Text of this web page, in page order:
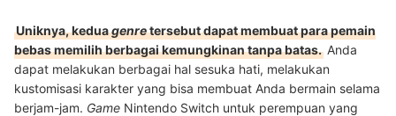
Uniknya, keduagenretersebut dapat membuat para pemain
bebas memilih berbagai kemungkinan tanpa batas. Anda
dapat melakukan berbagai hal sesuka hati, melakukan
kustomisasi karakter yang bisa membuat Anda bermain selama
berjam-jam. Game Nintendo Switch untuk perempuan yang